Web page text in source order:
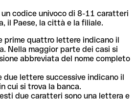
un codice univoco di 8-11 caratteri
il Paese, la città e la filiale.
prime quattro lettere indicano il
Nella maggior parte dei casi si
abbreviata del nome completo
due lettere successive indicano il
cui si trova la banca.
due caratteri sono una lettera e